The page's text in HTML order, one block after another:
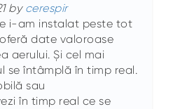
by cerespir
i-am instalat peste tot
date valoroase
aerului. Și cel mai
se întâmplă în timp real.
sau
în timp real ce se